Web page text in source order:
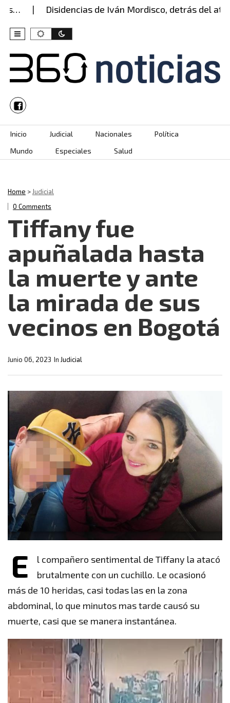
Disidencias de Iván Mordisco, detrás del ataque
Skip to content
Inicio Judicial Nacionales
Política
Mundo
Especiales Salud
Home >Judicial
0 Comments
Tiffany fue
apuñalada hasta
la muerte y ante
la mirada de sus
vecinos en Bogotá
In Judicial
Junio 06, 2023
E
l compañero sentimental de Tiffany la atacó
brutalmente con un cuchillo. Le ocasionó
más de 10 heridas, casi todas las en la zona
abdominal, lo que minutos mas tarde causó su
muerte, casi que se manera instantánea.